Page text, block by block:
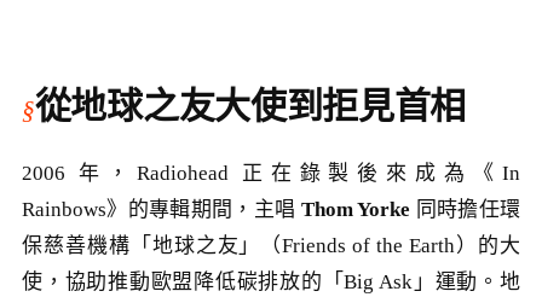
從地球之友大使到拒見首相
2006 年，Radiohead 正在錄製後來成為《In
Rainbows》的專輯期間，主唱 Thom Yorke 同時擔任環
保慈善機構「地球之友」（Friends of the Earth）的大
使，協助推動歐盟降低碳排放的「Big Ask」運動。地